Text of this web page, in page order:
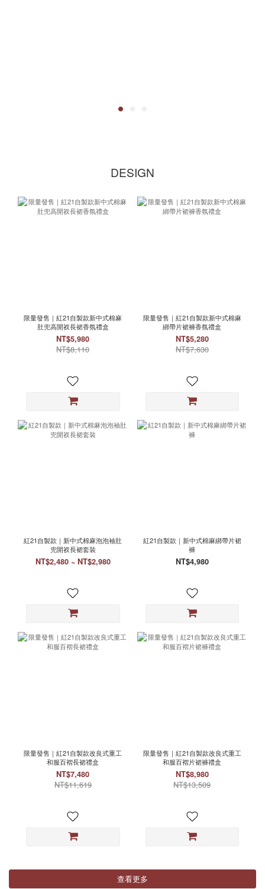
DESIGN
限量發售｜紅21自製款新中式棉麻
肚兜高開衩長裙香氛禮盒
NT$5,980
NT$8,110
限量發售｜紅21自製款新中式棉麻
綁帶片裙褲香氛禮盒
NT$5,280
NT$7,630
紅21自製款｜新中式棉麻泡泡袖肚
兜開衩長裙套裝
NT$2,480 ~ NT$2,980
紅21自製款｜新中式棉麻綁帶片裙
褲
NT$4,980
限量發售｜紅21自製款改良式重工
和服百褶長裙禮盒
NT$7,480
NT$11,619
限量發售｜紅21自製款改良式重工
和服百褶片裙褲禮盒
NT$8,980
NT$13,509
查看更多